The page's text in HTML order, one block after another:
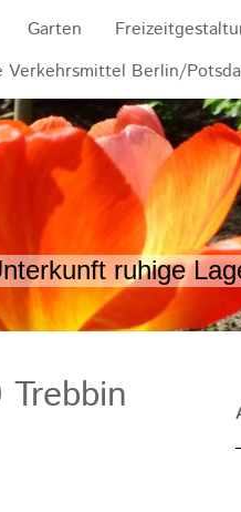
Garten
Verkehrsmittel Berlin/
ruhige